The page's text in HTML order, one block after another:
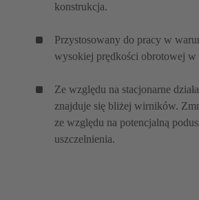
konstrukcja.
Przystosowany do pracy w
wysokiej prędkości obrotowej
Ze względu na stacjonarne
znajduje się bliżej wirników.
ze względu na potencjalną
uszczelnienia.